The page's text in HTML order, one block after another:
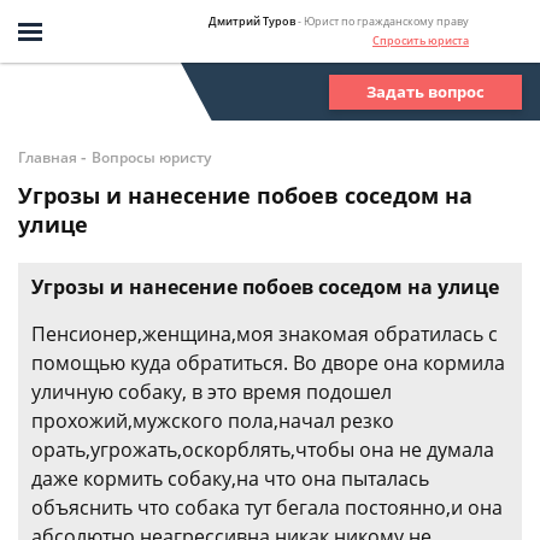
Дмитрий Туров- Юрист по гражданскому праву
Спросить юриста
Задать вопрос
Главная - Вопросы юристу
Угрозы и нанесение побоев соседом на
улице
Угрозы и нанесение побоев соседом на улице
Пенсионер,женщина,моя знакомая обратилась с
помощью куда обратиться. Во дворе она кормила
уличную собаку, в это время подошел
прохожий,мужского пола,начал резко
орать,угрожать,оскорблять,чтобы она не думала
даже кормить собаку,на что она пыталась
объяснить что собака тут бегала постоянно,и она